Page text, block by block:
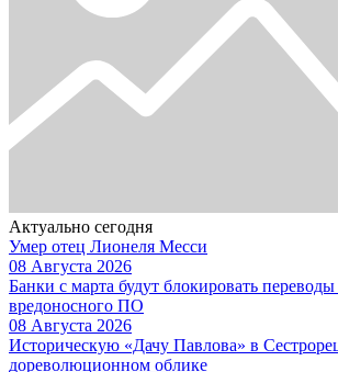
Актуально сегодня
Умер отец Лионеля Месси
08 Августа 2026
Банки с марта будут блокировать
вредоносного ПО
08 Августа 2026
Историческую «Дачу Павлова» в
дореволюционном облике